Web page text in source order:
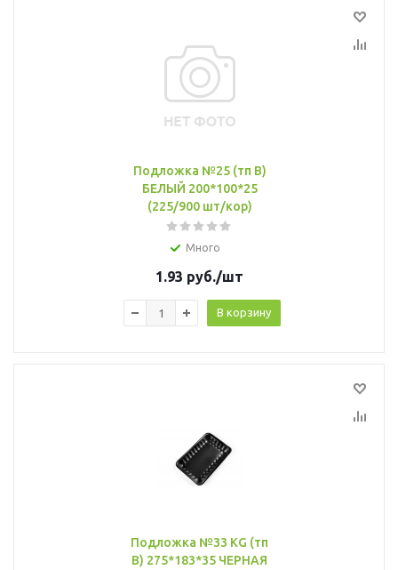
Подложка №25 (тп B)
БЕЛЫЙ 200*100*25
(225/900 шт/кор)
Много
1.93 руб./шт
В корзину
Подложка №33 KG (тп
B) 275*183*35 ЧЕРНАЯ